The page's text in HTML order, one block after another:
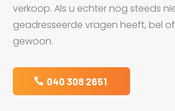
verkoop. Als u echter nog steeds
geadresseerde vragen heeft, bel
gewoon.
040 308 2651